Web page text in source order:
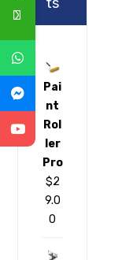
Pai
nt
Rol
ler
Pro
$2
9.0
0